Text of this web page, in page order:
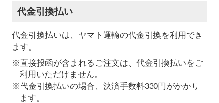
代金引換払い
代金引換払いは、ヤマト運輸の代金引換を利用でき
ます。
※直接投函が含まれるご注文は、代金引換払いをご
利用いただけません。
※代金引換払いの場合、決済手数料330円がかかり
ます。